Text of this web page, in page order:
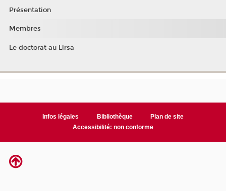
Présentation
Membres
Le doctorat au Lirsa
Infos légales Bibliothèque
Plan de site
Accessibilité: non conforme